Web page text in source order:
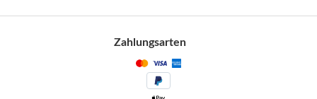
Zahlungsarten